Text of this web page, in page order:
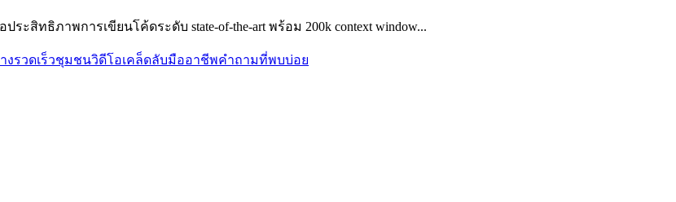
ประสิทธิภาพการเขียนโค้ดระดับ state-of-the-art พร้อม 200k context window...
งรวดเร็วชุมชนวิดีโอเคล็ดลับมืออาชีพคำถามที่พบบ่อย